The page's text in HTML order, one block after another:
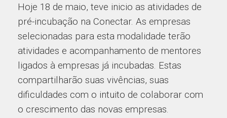
Hoje 18 de maio, teve inicio as atividades de
pré-incubação na Conectar. As empresas
selecionadas para esta modalidade terão
atividades e acompanhamento de mentores
ligados à empresas já incubadas. Estas
compartilharão suas vivências, suas
dificuldades com o intuito de colaborar com
o crescimento das novas empresas.